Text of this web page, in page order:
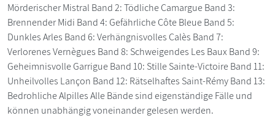
Mörderischer Mistral Band 2: Tödliche Camargue Band 3:
Brennender Midi Band 4: Gefährliche Côte Bleue Band 5:
Dunkles Arles Band 6: Verhängnisvolles Calès Band 7:
Verlorenes Vernègues Band 8: Schweigendes Les Baux Band 9:
Geheimnisvolle Garrigue Band 10: Stille Sainte-Victoire Band 11:
Unheilvolles Lançon Band 12: Rätselhaftes Saint-Rémy Band 13:
Bedrohliche Alpilles Alle Bände sind eigenständige Fälle und
können unabhängig voneinander gelesen werden.